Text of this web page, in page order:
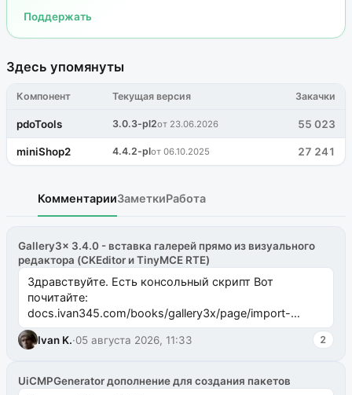
Поддержать
Здесь упомянуты
Компонент Текущая версия Закачки
pdoTools 3.0.3-pl2от 23.06.2026 55 023
miniShop2 4.4.2-plот 06.10.2025 27 241
КомментарииЗаметкиРабота
Gallery3x 3.4.0 - вставка галерей прямо из визуального
редактора (CKEditor и TinyMCE RTE)
Здравствуйте. Есть консольный скрипт Вот
почитайте:
docs.ivan345.com/books/gallery3x/page/import-
ms2galleryphp
Ivan K.·05 августа 2026, 11:33 2
UiCMPGenerator дополнение для создания пакетов